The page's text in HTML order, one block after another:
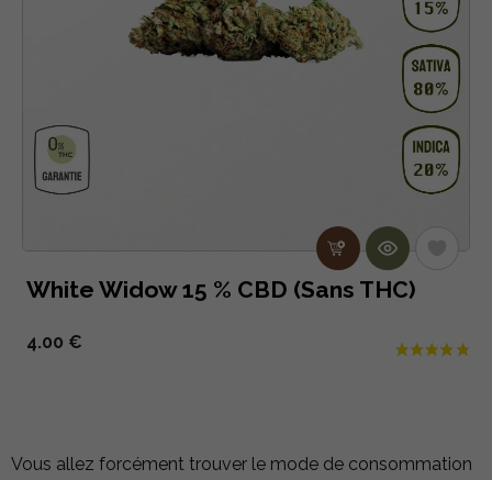
White Widow 15 % CBD (Sans THC)
4.00 €
Vous allez forcément trouver le mode de consommation